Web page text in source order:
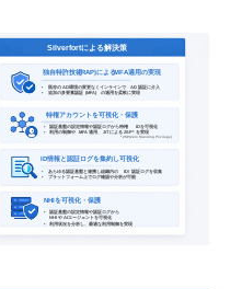
Silverfortによる解決策
ｃ
独自特許技術(RAP)によるMFA適用の実現
特権アカウントを可視化・保護
ID情報と認証ログを集約し可視化
NHIを可視化・保護
• 認証基盤の設定情報や認証ログから特権 IDを可視化
•
利用の制御や MFA 適用、 JiTによる ZSP* を実現
*ZSP(Zero Standing Privilege)
• あらゆる認証基盤と連携し組織内の ID/ 認証ログを収集
•
プラットフォーム上でログ確認や分析が可能
• 認証基盤の設定情報や認証ログから
NHIやAIエージェントを可視化
•
利用状況を分析し、最適な利用制御を実現
• 既存の AD環境の変更なくインラインで AD認証に介入
•
追加の多要素認証 (MFA) の適用を柔軟に実現